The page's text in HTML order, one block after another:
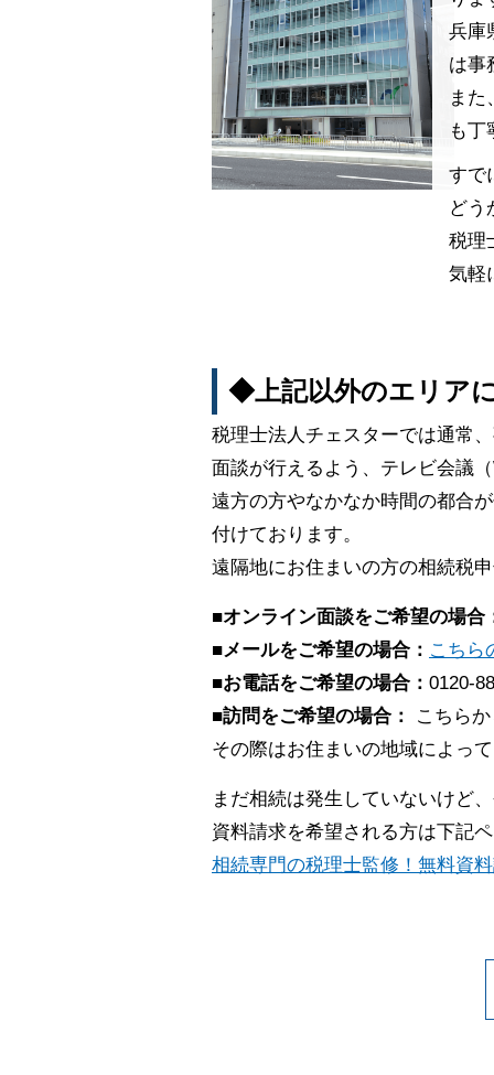
兵庫
は事
また
も丁
すで
どう
税理
気軽
◆上記以外のエリア
税理士法人チェスターでは通常
面談が行えるよう、テレビ会議
遠方の方やなかなか時間の都合
付けております。
遠隔地にお住まいの方の相続税
■オンライン面談をご希望の場合
■メールをご希望の場合： こちら
■お電話をご希望の場合： 0120-
■訪問をご希望の場合：
こちら
その際はお住まいの地域によっ
まだ相続は発生していないけど
資料請求を希望される方は下記
相続専門の税理士監修！無料資